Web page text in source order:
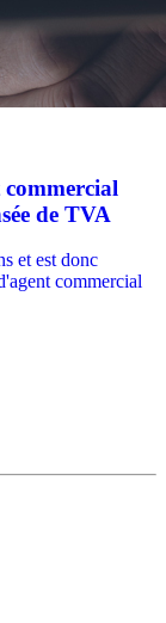
de TVA
et est donc
commercial